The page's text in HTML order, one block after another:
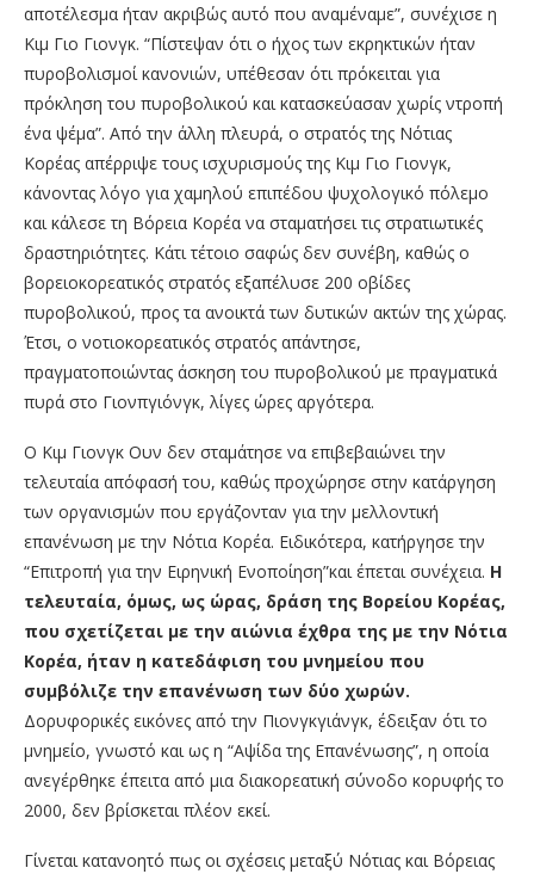
αποτέλεσμα ήταν ακριβώς αυτό που αναμέναμε”, συνέχισε η
Κιμ Γιο Γιονγκ. “Πίστεψαν ότι ο ήχος των εκρηκτικών ήταν
πυροβολισμοί κανονιών, υπέθεσαν ότι πρόκειται για
πρόκληση του πυροβολικού και κατασκεύασαν χωρίς ντροπή
ένα ψέμα”. Από την άλλη πλευρά, ο στρατός της Νότιας
Κορέας απέρριψε τους ισχυρισμούς της Κιμ Γιο Γιονγκ,
κάνοντας λόγο για χαμηλού επιπέδου ψυχολογικό πόλεμο
και κάλεσε τη Βόρεια Κορέα να σταματήσει τις στρατιωτικές
δραστηριότητες. Κάτι τέτοιο σαφώς δεν συνέβη, καθώς ο
βορειοκορεατικός στρατός εξαπέλυσε 200 οβίδες
πυροβολικού, προς τα ανοικτά των δυτικών ακτών της χώρας.
Έτσι, ο νοτιοκορεατικός στρατός απάντησε,
πραγματοποιώντας άσκηση του πυροβολικού με πραγματικά
πυρά στο Γιονπγιόνγκ, λίγες ώρες αργότερα.
Ο Κιμ Γιονγκ Ουν δεν σταμάτησε να επιβεβαιώνει την
τελευταία απόφασή του, καθώς προχώρησε στην κατάργηση
των οργανισμών που εργάζονταν για την μελλοντική
επανένωση με την Νότια Κορέα. Ειδικότερα, κατήργησε την
“Επιτροπή για την Ειρηνική Ενοποίηση”και έπεται συνέχεια. Η
τελευταία, όμως, ως ώρας, δράση της Βορείου Κορέας,
που σχετίζεται με την αιώνια έχθρα της με την Νότια
Κορέα, ήταν η κατεδάφιση του μνημείου που
συμβόλιζε την επανένωση των δύο χωρών.
Δορυφορικές εικόνες από την Πιονγκγιάνγκ, έδειξαν ότι το
μνημείο, γνωστό και ως η “Αψίδα της Επανένωσης”, η οποία
ανεγέρθηκε έπειτα από μια διακορεατική σύνοδο κορυφής το
2000, δεν βρίσκεται πλέον εκεί.
Γίνεται κατανοητό πως οι σχέσεις μεταξύ Νότιας και Βόρειας